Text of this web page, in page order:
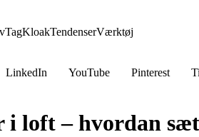
TagKloakTendenserVærktøj
LinkedIn YouTube Pinterest
loft – hvordan